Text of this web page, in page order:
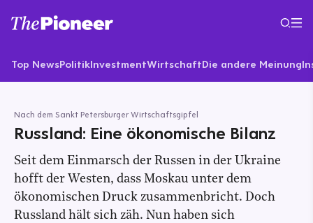
Top NewsPolitikInvestmentWirtschaftDie andere Meinung
Nach dem Sankt Petersburger Wirtschaftsgipfel
Russland: Eine ökonomische Bilanz
Seit dem Einmarsch der Russen in der Ukraine
hofft der Westen, dass Moskau unter dem
ökonomischen Druck zusammenbricht. Doch
Russland hält sich zäh. Nun haben sich